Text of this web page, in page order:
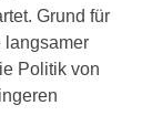
Grund für
langsamer
Politik von